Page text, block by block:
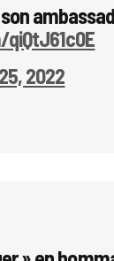
2022